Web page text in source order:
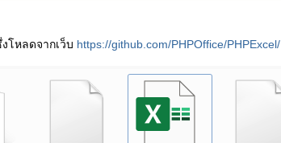
โหลดจากเว็บ https://github.com/PHPOffice/PHPExcel/